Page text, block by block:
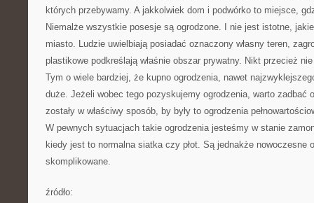
których przebywamy. A jakkolwiek dom i podwórko to miejsce,
Niemalże wszystkie posesje są ogrodzone. I nie jest istotne,
miasto. Ludzie uwielbiają posiadać oznaczony własny teren,
plastikowe podkreślają właśnie obszar prywatny. Nikt przecież
Tym o wiele bardziej, że kupno ogrodzenia, nawet
duże. Jeżeli wobec tego pozyskujemy ogrodzenia, warto zadbać
zostały w właściwy sposób, by były to ogrodzenia
W pewnych sytuacjach takie ogrodzenia jesteśmy w stanie
kiedy jest to normalna siatka czy płot. Są jednakże nowoczesne
skomplikowane.
źródło: